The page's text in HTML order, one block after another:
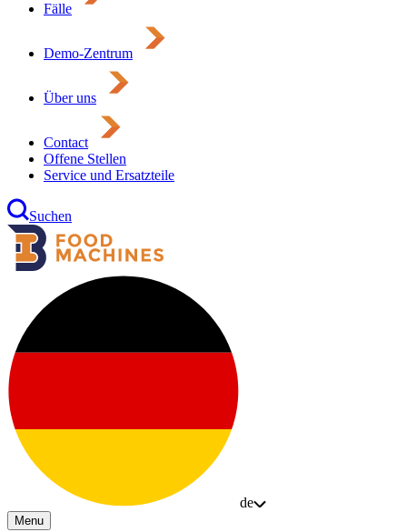
Fälle
Demo-Zentrum
Über uns
Contact
Offene Stellen
Service und Ersatzteile
Suchen
de
Menu